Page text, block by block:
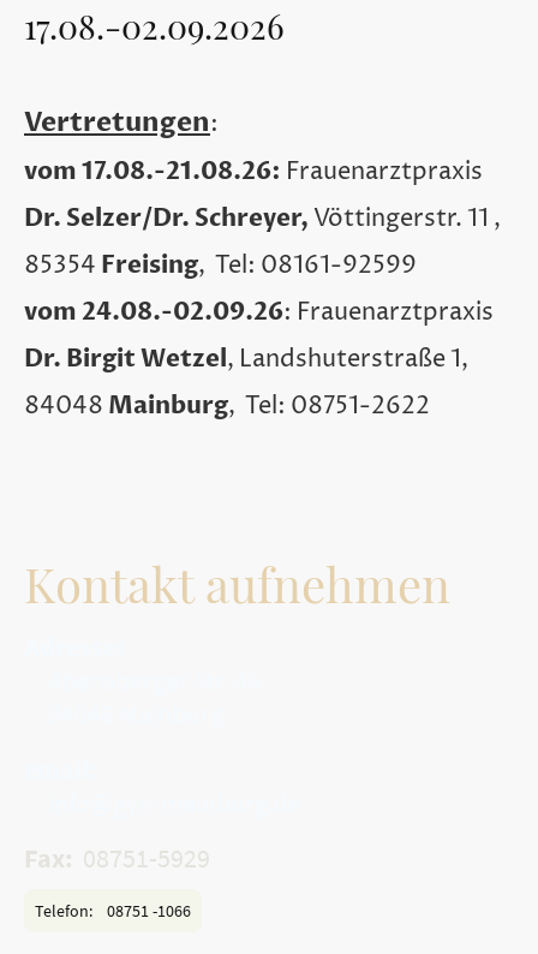
17.08.-02.09.2026
Vertretungen:
vom 17.08.-21.08.26: Frauenarztpraxis
Dr. Selzer/Dr. Schreyer, Vöttingerstr. 11 ,
85354 Freising, Tel: 08161-92599
vom 24.08.-02.09.26: Frauenarztpraxis
Dr. Birgit Wetzel, Landshuterstraße 1,
84048 Mainburg, Tel: 08751-2622
Kontakt aufnehmen
Fax: 08751-5929
Telefon: 08751 -1066